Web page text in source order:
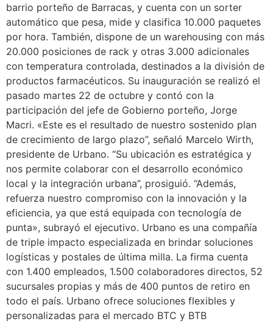
barrio porteño de Barracas, y cuenta con un sorter
automático que pesa, mide y clasifica 10.000 paquetes
por hora. También, dispone de un warehousing con más
20.000 posiciones de rack y otras 3.000 adicionales
con temperatura controlada, destinados a la división de
productos farmacéuticos. Su inauguración se realizó el
pasado martes 22 de octubre y contó con la
participación del jefe de Gobierno porteño, Jorge
Macri. «Este es el resultado de nuestro sostenido plan
de crecimiento de largo plazo”, señaló Marcelo Wirth,
presidente de Urbano. “Su ubicación es estratégica y
nos permite colaborar con el desarrollo económico
local y la integración urbana”, prosiguió. “Además,
refuerza nuestro compromiso con la innovación y la
eficiencia, ya que está equipada con tecnología de
punta», subrayó el ejecutivo. Urbano es una compañía
de triple impacto especializada en brindar soluciones
logísticas y postales de última milla. La firma cuenta
con 1.400 empleados, 1.500 colaboradores directos, 52
sucursales propias y más de 400 puntos de retiro en
todo el país. Urbano ofrece soluciones flexibles y
personalizadas para el mercado BTC y BTB